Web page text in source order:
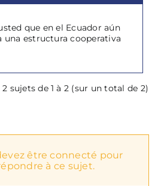
que en el Ecuador aún
una estructura cooperativa
2 sujets de 1 à 2 (sur un total de 2)
être connecté pour
à ce sujet.